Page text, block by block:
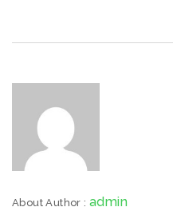
About Author : admin